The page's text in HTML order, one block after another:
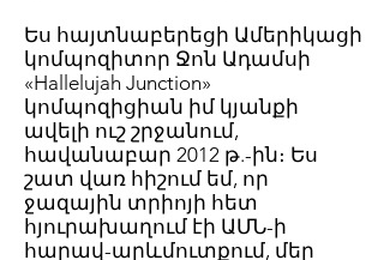
Ես հայտնաբերեցի Ամերիկացի
կոմպոզիտոր Ջոն Ադամսի
«Hallelujah Junction»
կոմպոզիցիան իմ կյանքի
ավելի ուշ շրջանում,
հավանաբար 2012 թ.-ին։ Ես
շատ վառ հիշում եմ, որ
ջազային տրիոյի հետ
հյուրախաղում էի ԱՄՆ-ի
հարավ-արևմուտքում, մեր